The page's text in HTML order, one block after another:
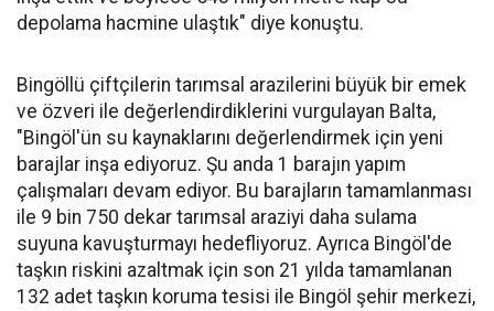
depolama hacmine ulaştık" diye konuştu.
Bingöllü çiftçilerin tarımsal arazilerini büyük bir emek
ve özveri ile değerlendirdiklerini vurgulayan Balta,
"Bingöl'ün su kaynaklarını değerlendirmek için yeni
barajlar inşa ediyoruz. Şu anda 1 barajın yapım
çalışmaları devam ediyor. Bu barajların tamamlanması
ile 9 bin 750 dekar tarımsal araziyi daha sulama
suyuna kavuşturmayı hedefliyoruz. Ayrıca Bingöl'de
taşkın riskini azaltmak için son 21 yılda tamamlanan
132 adet taşkın koruma tesisi ile Bingöl şehir merkezi,